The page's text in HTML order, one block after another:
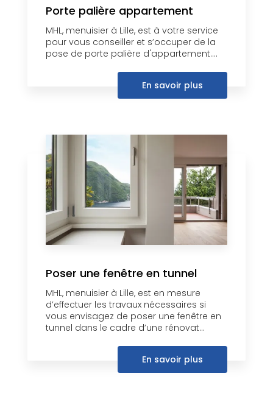
Porte palière appartement
MHL, menuisier à Lille, est à votre service
pour vous conseiller et s’occuper de la
pose de porte palière d'appartement....
En savoir plus
Poser une fenêtre en tunnel
MHL, menuisier à Lille, est en mesure
d’effectuer les travaux nécessaires si
vous envisagez de poser une fenêtre en
tunnel dans le cadre d’une rénovat...
En savoir plus